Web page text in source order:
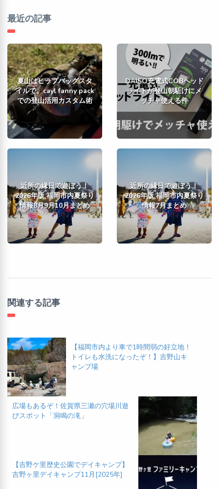
最近の記事
夏山はヒップバッグスタ
イルで。cayl fanny pack
での登山活用カスタム術
DAISO充電式COBヘッド
ライトが登山朝駈けにメ
ッチャ使える件
近所の縁日で遊ぼう！
2026年版 福岡市内夏祭り
情報8月9月10月まとめ
近所の縁日で遊ぼう！
2026年版 福岡市内夏祭り
情報7月まとめ
関連する記事
【福岡市内より車で1時間弱の好立地！
トイレも水洗になったぞ！】吉野山キ
ャンプ場
広場もあるぞ！佐賀県三瀬の穴場川遊
びスポット「洞鳴の滝」
【吉野ケ里歴史公園でデイキャンプ】
吉野ヶ里デイキャンプ11月[2025年]